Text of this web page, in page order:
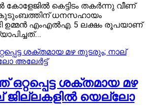
കോളേജിൽ കെട്ടിടം തകർന്നു വീണ്
കുടുംബത്തിന് ധനസഹായം
ഉമ്മൻ എംഎൽഎ. 5 ലക്ഷം രൂപയാണ്
ശക്തമായ മഴ
ജില്ലകളിൽ യെല്ലോ